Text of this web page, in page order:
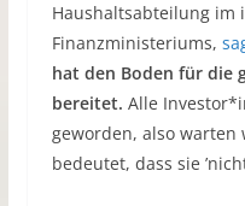
Haushaltsabteilung im
Finanzministeriums,
hat den Boden für die
bereitet. Alle
geworden, also warten
bedeutet, dass sie